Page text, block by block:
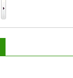
体饮料，米酒，酒
品防腐，肉制品甜